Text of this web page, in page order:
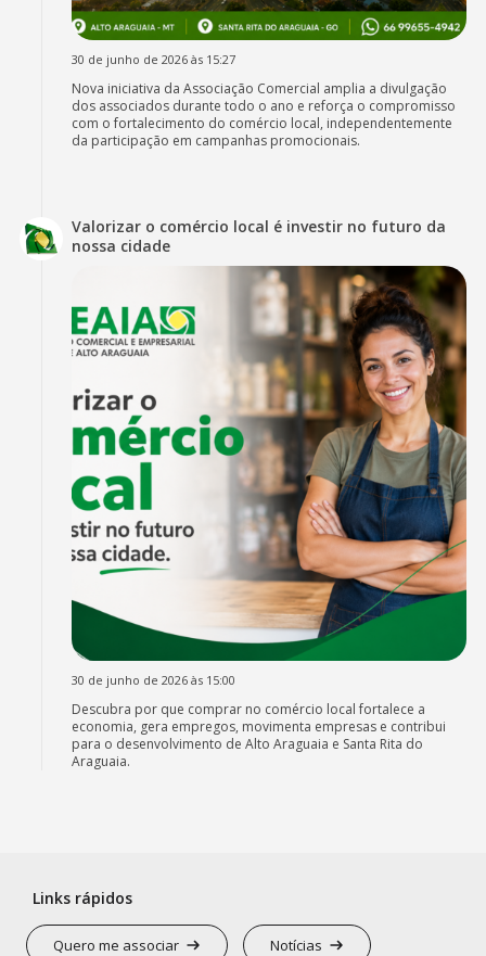
30 de junho de 2026 às 15:27
Nova iniciativa da Associação Comercial amplia a divulgação
dos associados durante todo o ano e reforça o compromisso
com o fortalecimento do comércio local, independentemente
da participação em campanhas promocionais.
Valorizar o comércio local é investir no futuro da
nossa cidade
30 de junho de 2026 às 15:00
Descubra por que comprar no comércio local fortalece a
economia, gera empregos, movimenta empresas e contribui
para o desenvolvimento de Alto Araguaia e Santa Rita do
Araguaia.
Links rápidos
Quero me associar Notícias